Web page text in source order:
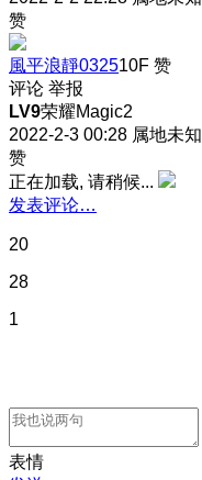
赞
風平浪靜032510F 赞
评论 举报
LV9荣耀Magic2
2022-2-3 00:28 属地未知
赞
正在加载, 请稍候...
发表评论…
20
28
1
表情